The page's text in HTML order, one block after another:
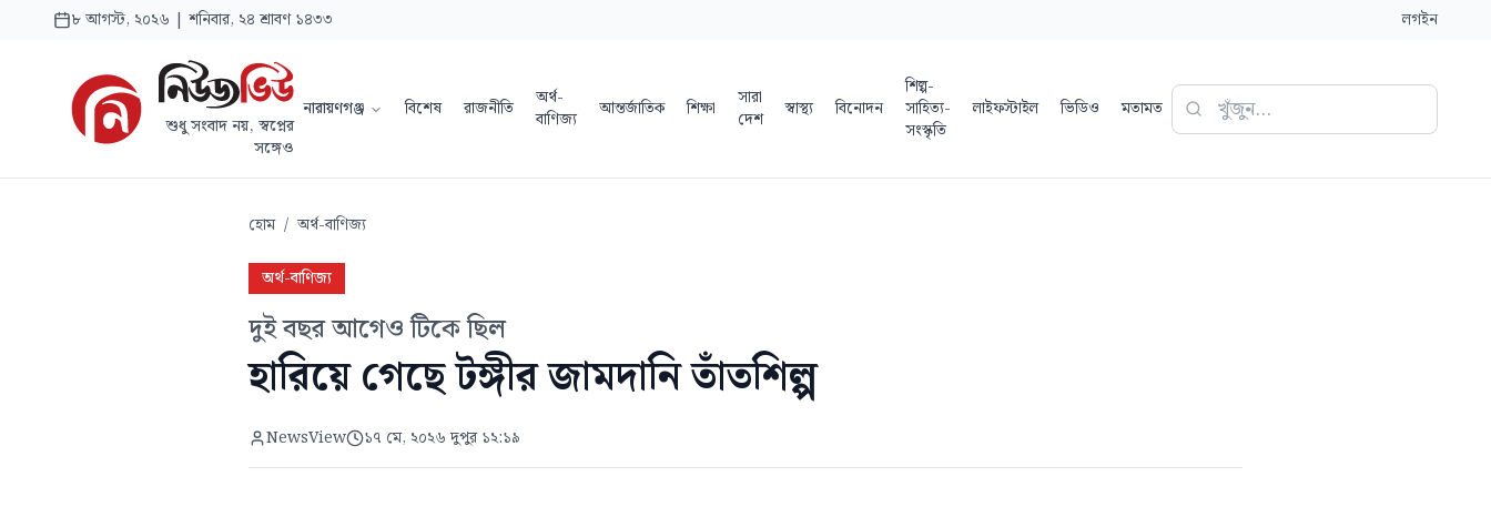
৮ আগস্ট, ২০২৬ | শনিবার, ২৪ শ্রাবণ ১৪৩৩ লগইন
শুধু সংবাদ নয়, স্বপ্নের
সঙ্গেও
নারায়ণগঞ্জ বিশেষ রাজনীতি
অর্থ-
বাণিজ্য
আন্তর্জাতিক শিক্ষা
সারা
দেশ
স্বাস্থ্য বিনোদন
শিল্প-
সাহিত্য-
সংস্কৃতি
লাইফস্টাইল ভিডিও মতামত
হোম / অর্থ-বাণিজ্য
অর্থ-বাণিজ্য
দুই বছর আগেও টিকে ছিল
হারিয়ে গেছে টঙ্গীর জামদানি তাঁতশিল্প
NewsView ১৭ মে, ২০২৬ দুপুর ১২:১৯